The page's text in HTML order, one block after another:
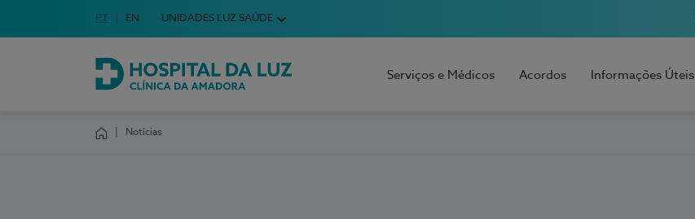
Escolha o seu idioma
Idioma em Português
PT English Language
EN UNIDADES LUZ SAÚDE
Hospital da Luz Clínica da Amadora
Serviços e Médicos Acordos Informações Úteis
Notícias